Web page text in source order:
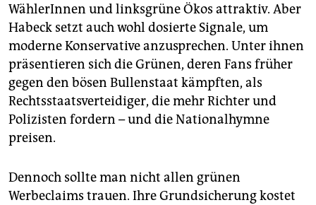
WählerInnen und linksgrüne Ökos attraktiv. Aber
Habeck setzt auch wohl dosierte Signale, um
moderne Konservative anzusprechen. Unter ihnen
präsentieren sich die Grünen, deren Fans früher
gegen den bösen Bullenstaat kämpften, als
Rechtsstaatsverteidiger, die mehr Richter und
Polizisten fordern – und die Nationalhymne
preisen.
Dennoch sollte man nicht allen grünen
Werbeclaims trauen. Ihre Grundsicherung kostet